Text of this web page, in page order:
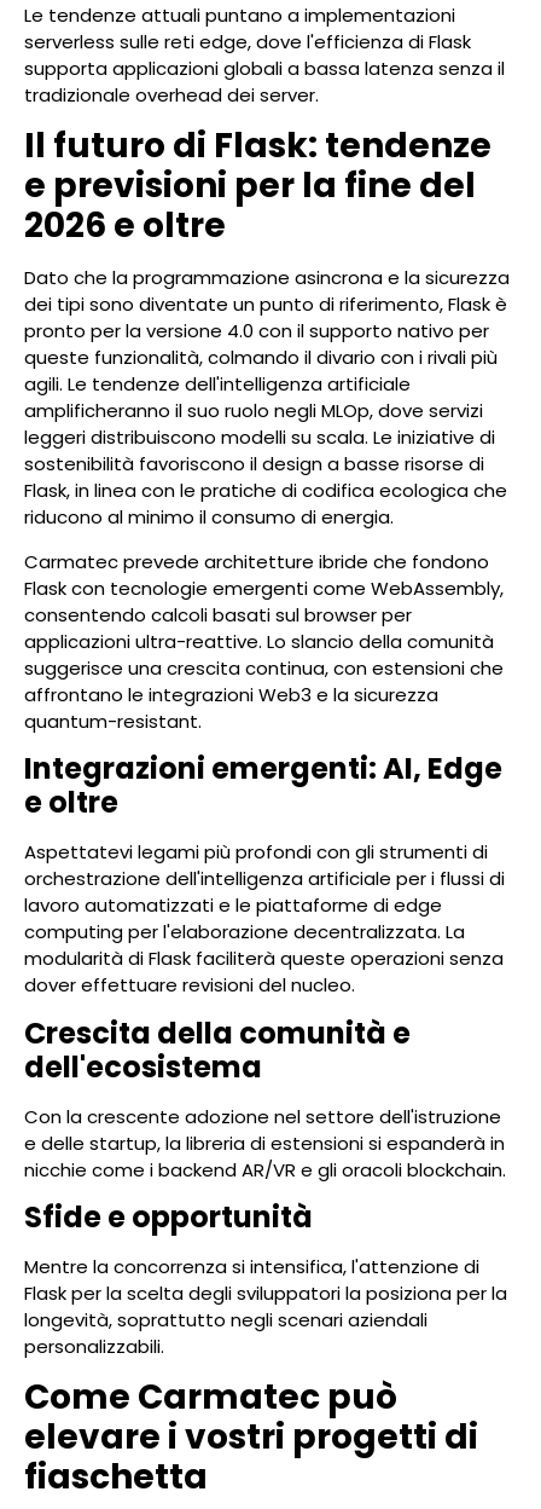
Le tendenze attuali puntano a implementazioni
serverless sulle reti edge, dove l'efficienza di Flask
supporta applicazioni globali a bassa latenza senza il
tradizionale overhead dei server.
Il futuro di Flask: tendenze
e previsioni per la fine del
2026 e oltre
Dato che la programmazione asincrona e la sicurezza
dei tipi sono diventate un punto di riferimento, Flask è
pronto per la versione 4.0 con il supporto nativo per
queste funzionalità, colmando il divario con i rivali più
agili. Le tendenze dell'intelligenza artificiale
amplificheranno il suo ruolo negli MLOp, dove servizi
leggeri distribuiscono modelli su scala. Le iniziative di
sostenibilità favoriscono il design a basse risorse di
Flask, in linea con le pratiche di codifica ecologica che
riducono al minimo il consumo di energia.
Carmatec prevede architetture ibride che fondono
Flask con tecnologie emergenti come WebAssembly,
consentendo calcoli basati sul browser per
applicazioni ultra-reattive. Lo slancio della comunità
suggerisce una crescita continua, con estensioni che
affrontano le integrazioni Web3 e la sicurezza
quantum-resistant.
Integrazioni emergenti: AI, Edge
e oltre
Aspettatevi legami più profondi con gli strumenti di
orchestrazione dell'intelligenza artificiale per i flussi di
lavoro automatizzati e le piattaforme di edge
computing per l'elaborazione decentralizzata. La
modularità di Flask faciliterà queste operazioni senza
dover effettuare revisioni del nucleo.
Crescita della comunità e
dell'ecosistema
Con la crescente adozione nel settore dell'istruzione
e delle startup, la libreria di estensioni si espanderà in
nicchie come i backend AR/VR e gli oracoli blockchain.
Sfide e opportunità
Mentre la concorrenza si intensifica, l'attenzione di
Flask per la scelta degli sviluppatori la posiziona per la
longevità, soprattutto negli scenari aziendali
personalizzabili.
Come Carmatec può
elevare i vostri progetti di
fiaschetta